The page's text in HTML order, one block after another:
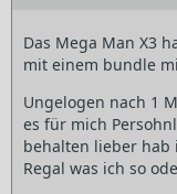
Das Mega Man X3
mit einem bundle
Ungelogen nach 1
es für mich
behalten lieber hab
Regal was ich so